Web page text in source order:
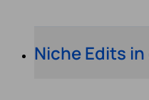
Niche Edits in